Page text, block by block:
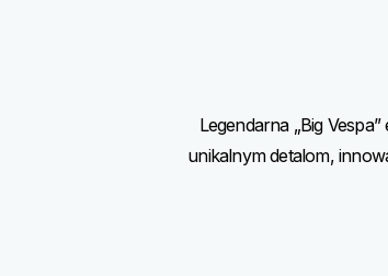
Legendarna „Big
unikalnym detalom,